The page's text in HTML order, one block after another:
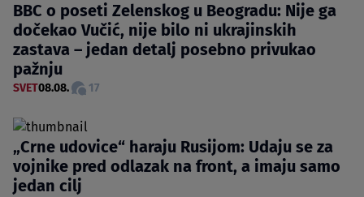
BBC o poseti Zelenskog u Beogradu: Nije ga
dočekao Vučić, nije bilo ni ukrajinskih
zastava – jedan detalj posebno privukao
pažnju
SVET08.08. 17
„Crne udovice“ haraju Rusijom: Udaju se za
vojnike pred odlazak na front, a imaju samo
jedan cilj